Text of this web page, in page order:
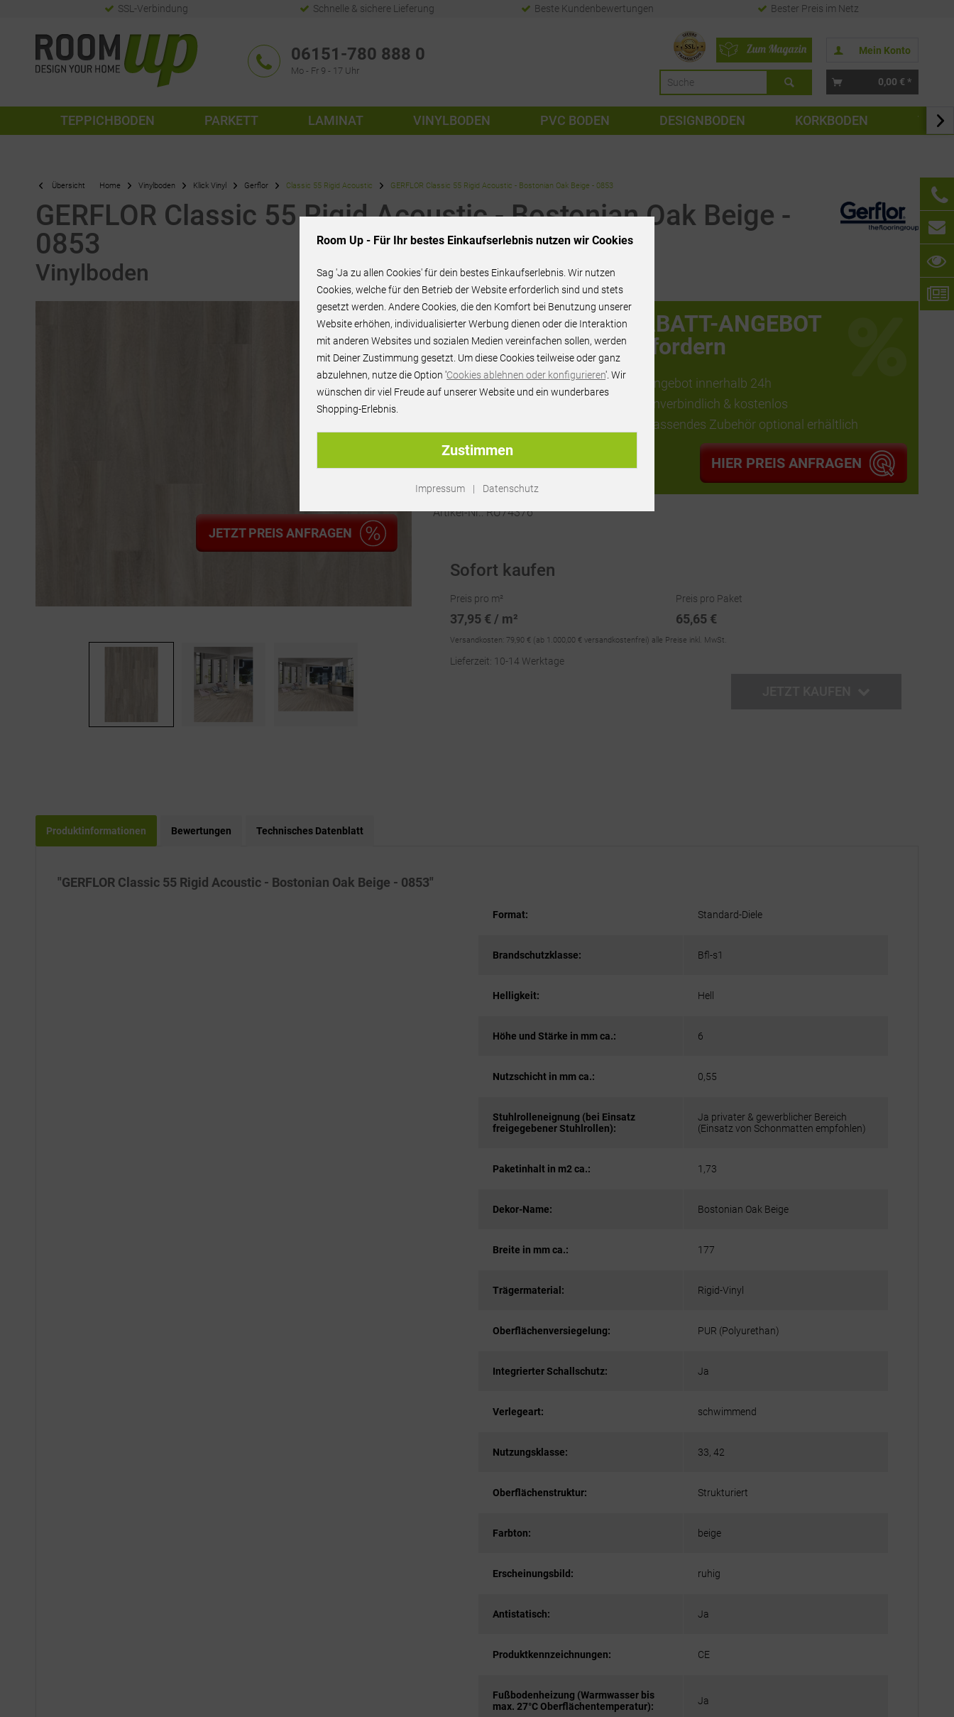
SSL-Verbindung Schnelle & sichere Lieferung Beste Kundenbewertungen Bester Preis im Netz
06151-780 888 0
Mo - Fr 9 - 17 Uhr
Mein Konto
0,00 € *
TEPPICHBODEN PARKETT LAMINAT VINYLBODEN PVC BODEN DESIGNBODEN KORKBODEN 
Übersicht Home Vinylboden Klick Vinyl Gerflor Classic 55 Rigid Acoustic GERFLOR Classic 55 Rigid Acoustic - Bostonian Oak Beige - 0853
GERFLOR Classic 55 Rigid Acoustic - Bostonian Oak Beige -
0853
Vinylboden
JETZT PREIS ANFRAGEN
37,95 € / m²
inkl. MwSt.
RABATT-ANGEBOT
anfordern
Angebot innerhalb 24h
unverbindlich & kostenlos
passendes Zubehör optional erhältlich
HIER PREIS ANFRAGEN
Artikel-Nr.:RU74376
Sofort kaufen
Preis pro m²
37,95 € / m²
Preis pro Paket
65,65 €
Versandkosten: 79,90 € (ab 1.000,00 € versandkostenfrei) alle Preise inkl. MwSt.
Lieferzeit: 10-14 Werktage
Produktinformationen Bewertungen Technisches Datenblatt
"GERFLOR Classic 55 Rigid Acoustic - Bostonian Oak Beige - 0853"
Format: Standard-Diele
Brandschutzklasse: Bfl-s1
Helligkeit: Hell
Höhe und Stärke in mm ca.: 6
Nutzschicht in mm ca.: 0,55
Stuhlrolleneignung (bei Einsatz
freigegebener Stuhlrollen):
Ja privater & gewerblicher Bereich
(Einsatz von Schonmatten empfohlen)
Paketinhalt in m2 ca.: 1,73
Dekor-Name: Bostonian Oak Beige
Breite in mm ca.: 177
Trägermaterial: Rigid-Vinyl
Oberflächenversiegelung: PUR (Polyurethan)
Integrierter Schallschutz: Ja
Verlegeart: schwimmend
Nutzungsklasse: 33, 42
Oberflächenstruktur: Strukturiert
Farbton: beige
Erscheinungsbild: ruhig
Antistatisch: Ja
Produktkennzeichnungen: CE
Fußbodenheizung (Warmwasser bis
max. 27°C Oberflächentemperatur):
Ja
Room Up - Für Ihr bestes Einkaufserlebnis nutzen wir Cookies
Sag 'Ja zu allen Cookies' für dein bestes Einkaufserlebnis. Wir nutzen
Cookies, welche für den Betrieb der Website erforderlich sind und stets
gesetzt werden. Andere Cookies, die den Komfort bei Benutzung unserer
Website erhöhen, individualisierter Werbung dienen oder die Interaktion
mit anderen Websites und sozialen Medien vereinfachen sollen, werden
mit Deiner Zustimmung gesetzt. Um diese Cookies teilweise oder ganz
abzulehnen, nutze die Option 'Cookies ablehnen oder konfigurieren'. Wir
wünschen dir viel Freude auf unserer Website und ein wunderbares
Shopping-Erlebnis.
Zustimmen
Impressum | Datenschutz